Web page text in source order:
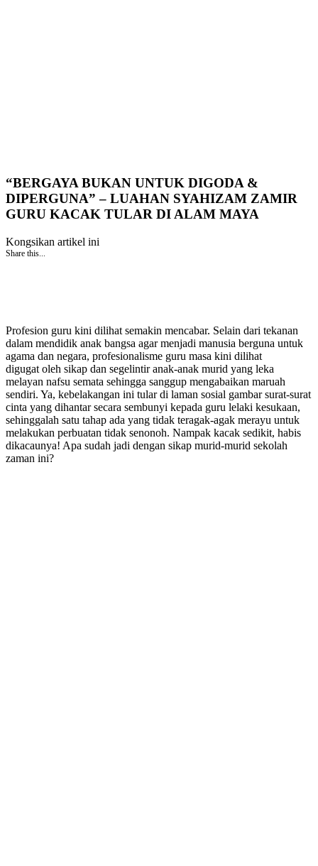
“BERGAYA BUKAN UNTUK DIGODA &
DIPERGUNA” – LUAHAN SYAHIZAM ZAMIR
GURU KACAK TULAR DI ALAM MAYA
Kongsikan artikel ini
Share this...
Profesion guru kini dilihat semakin mencabar. Selain dari tekanan
dalam mendidik anak bangsa agar menjadi manusia berguna untuk
agama dan negara, profesionalisme guru masa kini dilihat
digugat oleh sikap dan segelintir anak-anak murid yang leka
melayan nafsu semata sehingga sanggup mengabaikan maruah
sendiri. Ya, kebelakangan ini tular di laman sosial gambar surat-surat
cinta yang dihantar secara sembunyi kepada guru lelaki kesukaan,
sehinggalah satu tahap ada yang tidak teragak-agak merayu untuk
melakukan perbuatan tidak senonoh. Nampak kacak sedikit, habis
dikacaunya! Apa sudah jadi dengan sikap murid-murid sekolah
zaman ini?